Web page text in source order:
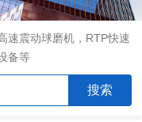
速震动球磨机，RTP快速
备等